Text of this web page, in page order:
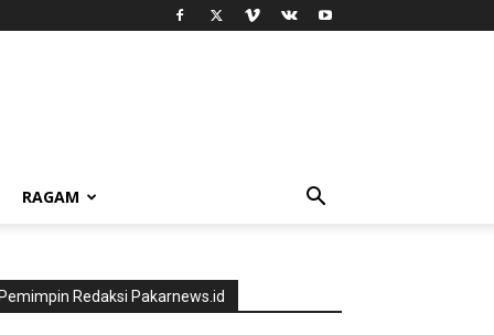
RAGAM
Pemimpin Redaksi Pakarnews.id